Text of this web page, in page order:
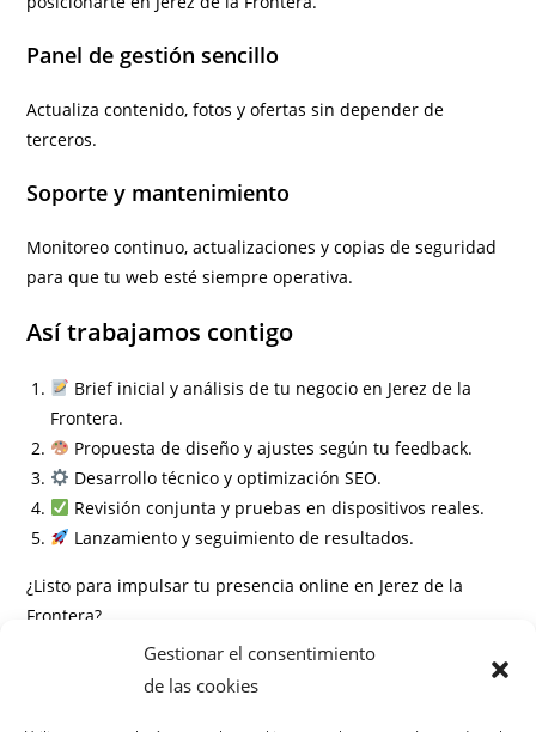
Gestionar el consentimiento
de las cookies
Panel de gestión sencillo
Actualiza contenido, fotos y ofertas sin depender de
terceros.
Soporte y mantenimiento
Monitoreo continuo, actualizaciones y copias de seguridad
para que tu web esté siempre operativa.
Así trabajamos contigo
Brief inicial y análisis de tu negocio en Jerez de la
Frontera.
Propuesta de diseño y ajustes según tu feedback.
Desarrollo técnico y optimización SEO.
Revisión conjunta y pruebas en dispositivos reales.
Lanzamiento y seguimiento de resultados.
¿Listo para impulsar tu presencia online en Jerez de la
Frontera?